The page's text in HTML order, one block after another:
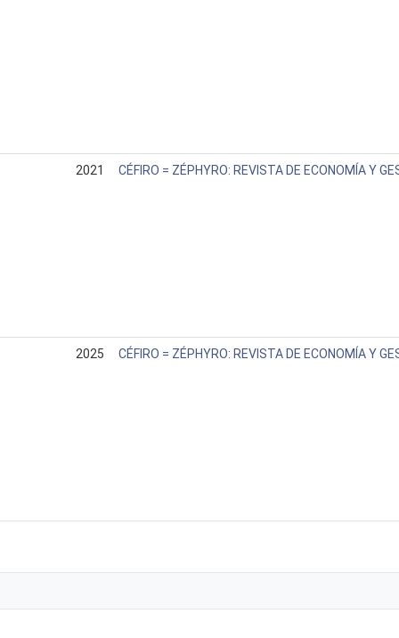
2021 CÉFIRO = ZÉPHYRO: REVISTA DE ECONOMÍA Y
2025 CÉFIRO = ZÉPHYRO: REVISTA DE ECONOMÍA Y